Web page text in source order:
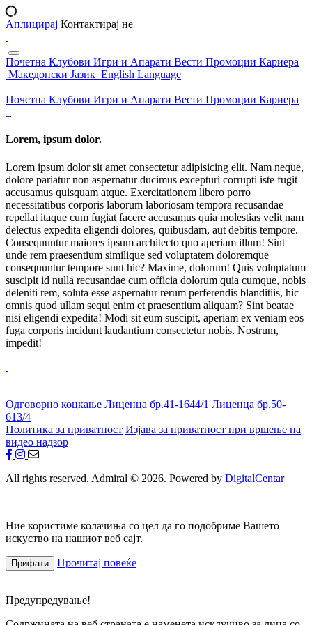
Аплицирај Контактирај не
Почетна Клубови Игри и Апарати Вести Промоции Кариера
Македонски Јазик English Language
Почетна Клубови Игри и Апарати Вести Промоции Кариера
Lorem, ipsum dolor.
Lorem ipsum dolor sit amet consectetur adipisicing elit. Nam neque,
dolore pariatur non aspernatur ducimus excepturi corrupti iste fugit
accusamus quisquam atque. Exercitationem libero porro
necessitatibus corporis laborum laboriosam tempora recusandae
repellat itaque cum fugiat facere accusamus quia molestias velit nam
delectus expedita eligendi dolores, quibusdam, aut debitis tempore.
Consequuntur maiores ipsum architecto quo aperiam illum! Sint
unde rem praesentium similique sed voluptatem doloremque
consequuntur tempore sunt hic? Maxime, dolorum! Quis voluptatum
suscipit id nulla recusandae cum officia dolorum quia cumque, nobis
deleniti rem, soluta esse aspernatur rerum perferendis blanditiis, hic
omnis quod ullam sequi enim et praesentium aliquam? Sint beatae
nisi eligendi expedita! Modi sit eum suscipit, aperiam ex veniam eos
fuga corporis incidunt laudantium consectetur nobis. Nostrum,
impedit!
Одговорно коцкање Лиценца бр.41-1644/1 Лиценца бр.50-
613/4
Политика за приватност Изјава за приватност при вршење на
видео надзор
All rights reserved. Admiral © 2026. Powered by DigitalCentar
Ние користиме колачиња со цел да го подобриме Вашето
искуство на нашиот веб сајт.
Прифати Прочитај повеќе
Предупредување!